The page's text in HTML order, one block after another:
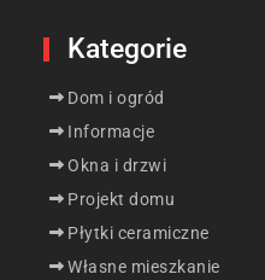
Kategorie
Dom i ogród
Informacje
Okna i drzwi
Projekt domu
Płytki ceramiczne
Własne mieszkanie